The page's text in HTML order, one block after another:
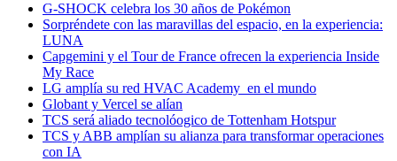
G-SHOCK celebra los 30 años de Pokémon
Sorpréndete con las maravillas del espacio, en la experiencia:
LUNA
Capgemini y el Tour de France ofrecen la experiencia Inside
My Race
LG amplía su red HVAC Academy en el mundo
Globant y Vercel se alían
TCS será aliado tecnolóogico de Tottenham Hotspur
TCS y ABB amplían su alianza para transformar operaciones
con IA